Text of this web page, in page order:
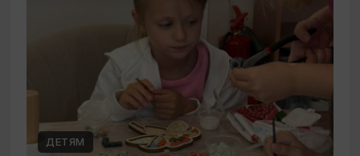
ДЕТЯМ